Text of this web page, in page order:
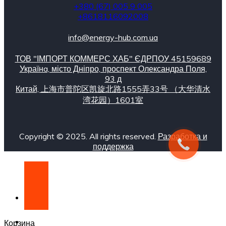
+380 (67) 005 9 005
+8618116092008
info@energy-hub.com.ua
ТОВ "ІМПОРТ КОММЕРС ХАБ" ЄДРПОУ 45159689
Українa, місто Дніпро, проспект Олександра Поля,
93 д
Китай, 上海市普陀区凯旋北路1555弄33号 （大华清水
湾花园）1601室
Copyright © 2025. All rights reserved. Разработка и
поддержка
Корзина